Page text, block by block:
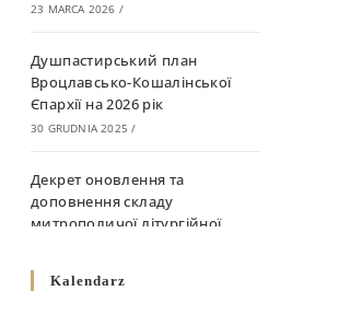
23 MARCA 2026 /
Душпастирський план
Вроцлавсько-Кошалінської
Єпархії на 2026 рік
30 GRUDNIA 2025 /
Декрет оновлення та
доповнення складу
митрополичої літургійної
10 GRUDNIA 2025
Kalendarz